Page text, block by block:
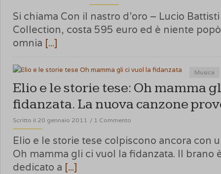
Si chiama Con il nastro d’oro – Lucio
Collection, costa 595 euro ed è niente
omnia [...]
Musica
Elio e le storie tese: Oh mamma
fidanzata. La nuova canzone
Scritto il 20 gennaio 2011 / 1 Commento
Elio e le storie tese colpiscono ancora con
Oh mamma gli ci vuol la fidanzata. Il brano
dedicato a [...]